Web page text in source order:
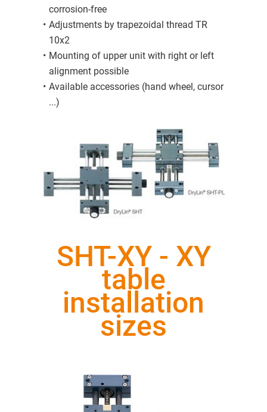
corrosion-free
Adjustments by trapezoidal thread TR
10x2
Mounting of upper unit with right or left
alignment possible
Available accessories (hand wheel, cursor
...)
SHT-XY - XY
table
installation
sizes